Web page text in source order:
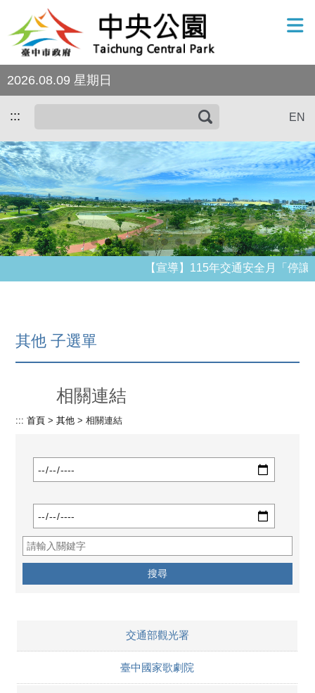
跳到主要內容區塊
2026.08.09 星期日
:::
尋
EN
【宣導】115年交通安全月
其他 子選單
相關連結
::: 首頁 > 其他 > 相關連結
交通部觀光署
臺中國家歌劇院